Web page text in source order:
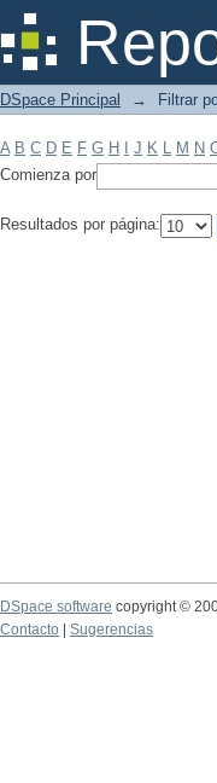
Filtrar por:
DSpace Principal → Filtrar
A B C D E F G H J K L M N
Comienza por
Resultados por página:
DSpace software copyright ©
Contacto
Sugerencias